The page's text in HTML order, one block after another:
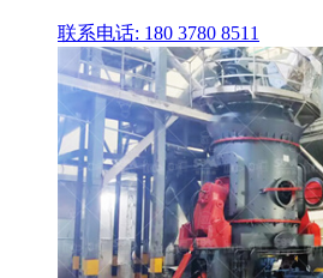
联系电话: 180 3780 8511